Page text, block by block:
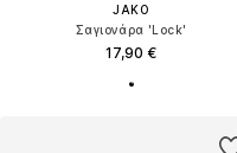
JAKO
Σαγιονάρα 'Lock'
17,90 €